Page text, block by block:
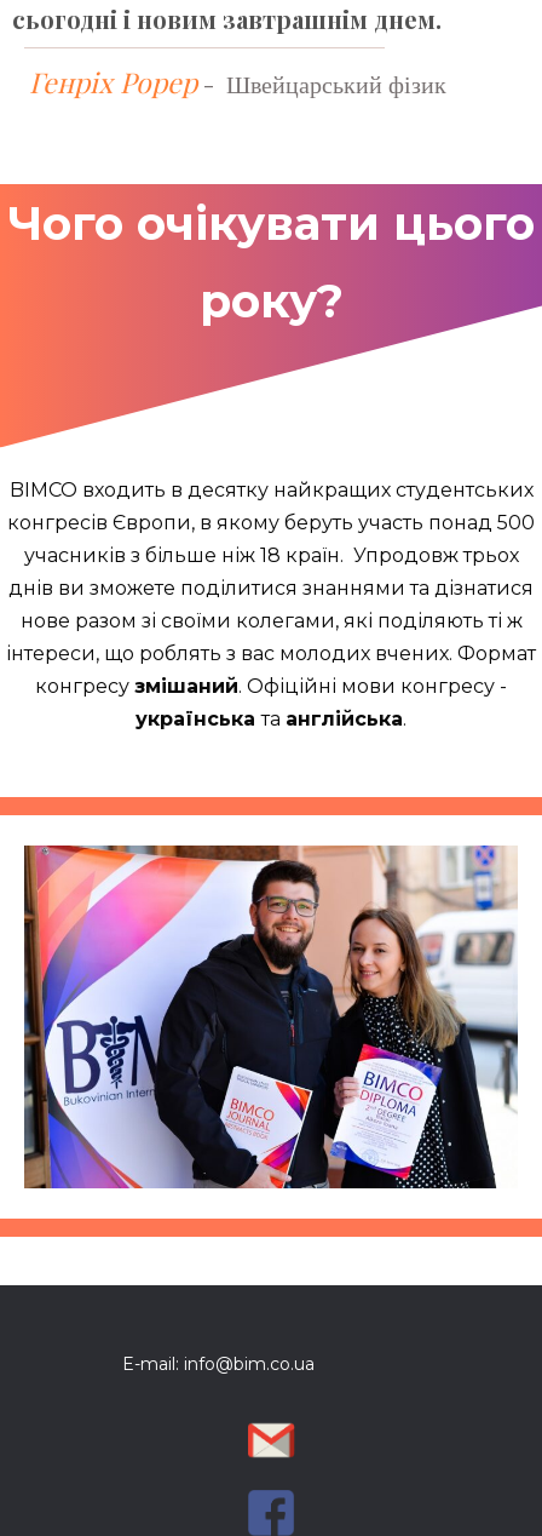
сьогодні і новим завтрашнім днем.
Генріх Рорер - Швейцарський фізик
Чого очікувати цього
року?
BIMCO входить в десятку найкращих студентських
конгресів Європи, в якому беруть участь понад 500
учасників з більше ніж 18 країн. Упродовж трьох
днів ви зможете поділитися знаннями та дізнатися
нове разом зі своїми колегами, які поділяють ті ж
інтереси, що роблять з вас молодих вчених. Формат
конгресу змішаний. Офіційні мови конгресу -
українськата англійська.
E-mail: info@bim.co.ua